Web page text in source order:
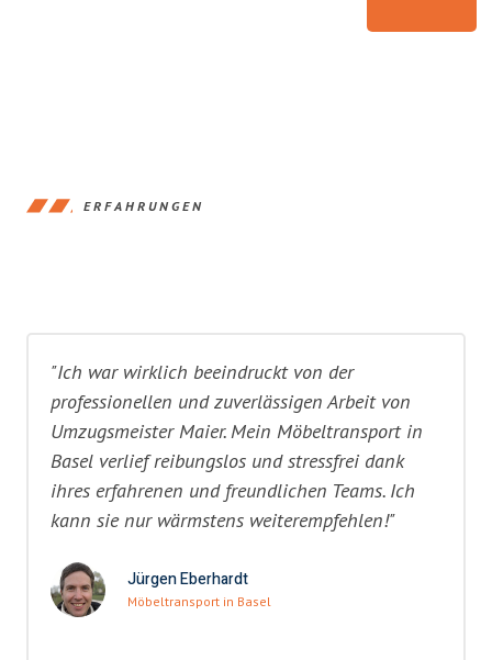
ERFAHRUNGEN
"Ich war wirklich beeindruckt von der
professionellen und zuverlässigen Arbeit von
Umzugsmeister Maier. Mein Möbeltransport in
Basel verlief reibungslos und stressfrei dank
ihres erfahrenen und freundlichen Teams. Ich
kann sie nur wärmstens weiterempfehlen!"
Jürgen Eberhardt
Möbeltransport in Basel